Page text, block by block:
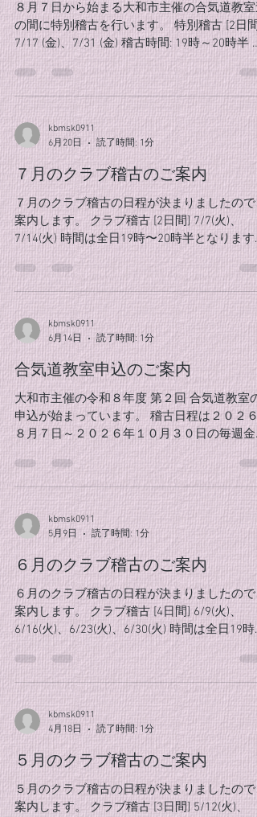
８月７日から始まる大和市主催の合気道教室
の間に特別稽古を行います。 特別稽古 [2日間]
7/17 (金)、7/31 (金) 稽古時間: 19時～20時半 稽
古参加費: 会員1,500円、非会員2,000円 普段と
は少し違う雰囲気の中で、一緒に合気道の稽
をしませんか？ 皆様のご参加お待ちしており
す。
kbmsk0911
6月20日
読了時間: 1分
７月のクラブ稽古のご案内
７月のクラブ稽古の日程が決まりましたので
案内します。 クラブ稽古 [2日間] 7/7(火)、
7/14(火) 時間は全日19時〜20時半となります
７月になると、本格的な夏の暑さがやってき
す。 この時季の稽古は、暑さに負けない強い
と身体を養う絶好の機会です。 水分補給と体
管理に十分留意しながら、乗り切っていきま
ょう。 皆様の参加お待ちしております！
kbmsk0911
6月14日
読了時間: 1分
合気道教室申込のご案内
大和市主催の令和８年度 第２回 合気道教室の
申込が始まっています。 稽古日程は２０２６
８月７日～２０２６年１０月３０日の毎週金
日（全１２回）です。 時間は１９時～２０時
半、 場所は４階の第二武道場となります。 対
象は中学生以上、定員は６５名で締切は６/２
６（金）必着となっていますので申込はお早
に！ インターネットを含む申込方法、教室に
しての詳細は 大和スポーツセンターのホーム
ージでご確認下さいm(_ _)m
kbmsk0911
5月9日
読了時間: 1分
６月のクラブ稽古のご案内
６月のクラブ稽古の日程が決まりましたので
案内します。 クラブ稽古 [4日間] 6/9(火)、
6/16(火)、6/23(火)、6/30(火) 時間は全日19時
20時半となります。 ６月になると、梅雨にな
て武道場内も蒸し暑くなってきますが、 そん
時こそ爽やかな気合で乗り切っていきたいで
ね。 道場でお会いできるのを楽しみにしてい
す。
kbmsk0911
4月18日
読了時間: 1分
５月のクラブ稽古のご案内
５月のクラブ稽古の日程が決まりましたので
案内します。 クラブ稽古 [3日間] 5/12(火)、